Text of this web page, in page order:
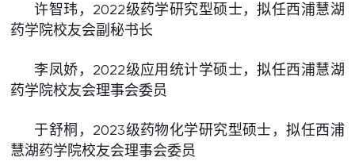
许智玮，2022级药学研究型硕士，拟任西浦慧湖
药学院校友会副秘书长
李凤娇，2022级应用统计学硕士，拟任西浦慧湖
药学院校友会理事会委员
于舒桐，2023级药物化学研究型硕士，拟任西浦
慧湖药学院校友会理事会委员